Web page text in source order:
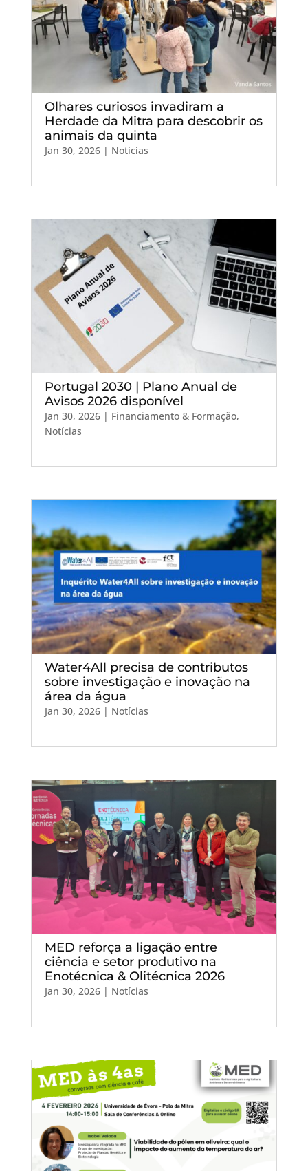
Olhares curiosos invadiram a
Herdade da Mitra para descobrir os
animais da quinta
Jan 30, 2026| Notícias
Portugal 2030 | Plano Anual de
Avisos 2026 disponível
Jan 30, 2026| Financiamento & Formação,
Notícias
Water4All precisa de contributos
sobre investigação e inovação na
área da água
Jan 30, 2026| Notícias
MED reforça a ligação entre
ciência e setor produtivo na
Enotécnica & Olitécnica 2026
Jan 30, 2026| Notícias